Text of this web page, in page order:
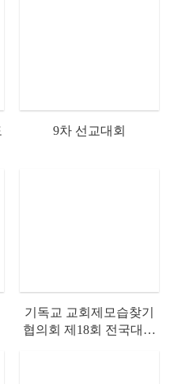
9차 선교대회
기독교 교회제모습찾기
협의회 제18회 전국대회